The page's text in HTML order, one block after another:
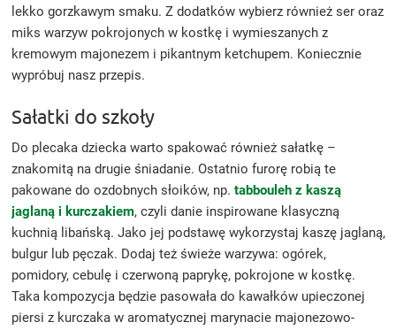
lekko gorzkawym smaku. Z dodatków wybierz również ser oraz
miks warzyw pokrojonych w kostkę i wymieszanych z
kremowym majonezem i pikantnym ketchupem. Koniecznie
wypróbuj nasz przepis.
Sałatki do szkoły
Do plecaka dziecka warto spakować również sałatkę –
znakomitą na drugie śniadanie. Ostatnio furorę robią te
pakowane do ozdobnych słoików, np. tabbouleh z kaszą
jaglaną i kurczakiem, czyli danie inspirowane klasyczną
kuchnią libańską. Jako jej podstawę wykorzystaj kaszę jaglaną,
bulgur lub pęczak. Dodaj też świeże warzywa: ogórek,
pomidory, cebulę i czerwoną paprykę, pokrojone w kostkę.
Taka kompozycja będzie pasowała do kawałków upieczonej
piersi z kurczaka w aromatycznej marynacie majonezowo-